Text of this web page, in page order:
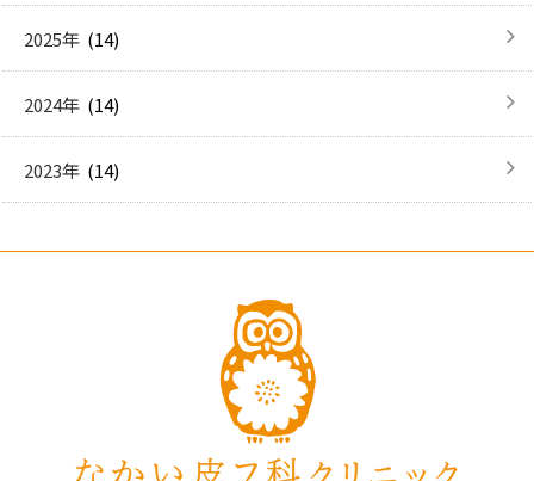
2025年 (14)
2024年 (14)
2023年 (14)